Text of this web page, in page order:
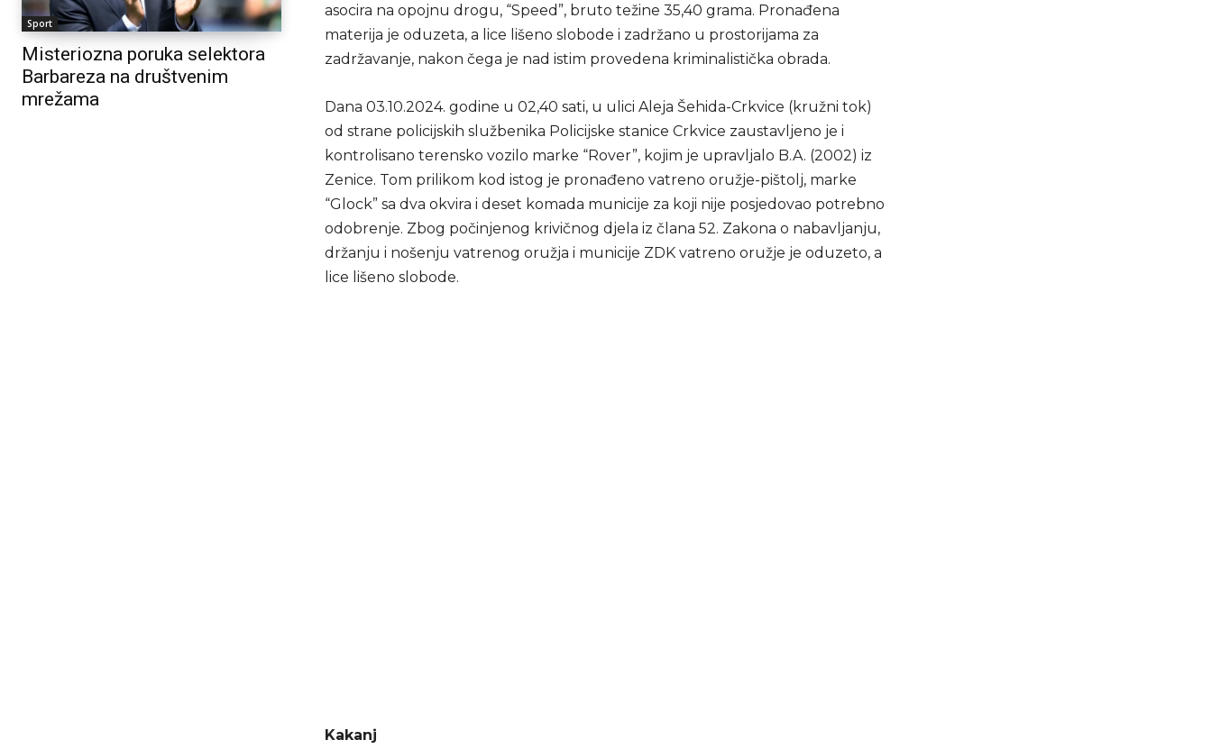
Sport
Misteriozna poruka selektora
Barbareza na društvenim
mrežama
asocira na opojnu drogu, “Speed”, bruto težine 35,40 grama. Pronađena
materija je oduzeta, a lice lišeno slobode i zadržano u prostorijama za
zadržavanje, nakon čega je nad istim provedena kriminalistička obrada.
Dana 03.10.2024. godine u 02,40 sati, u ulici Aleja Šehida-Crkvice (kružni tok)
od strane policijskih službenika Policijske stanice Crkvice zaustavljeno je i
kontrolisano terensko vozilo marke “Rover”, kojim je upravljalo B.A. (2002) iz
Zenice. Tom prilikom kod istog je pronađeno vatreno oružje-pištolj, marke
“Glock” sa dva okvira i deset komada municije za koji nije posjedovao potrebno
odobrenje. Zbog počinjenog krivičnog djela iz člana 52. Zakona o nabavljanju,
držanju i nošenju vatrenog oružja i municije ZDK vatreno oružje je oduzeto, a
lice lišeno slobode.
Kakanj